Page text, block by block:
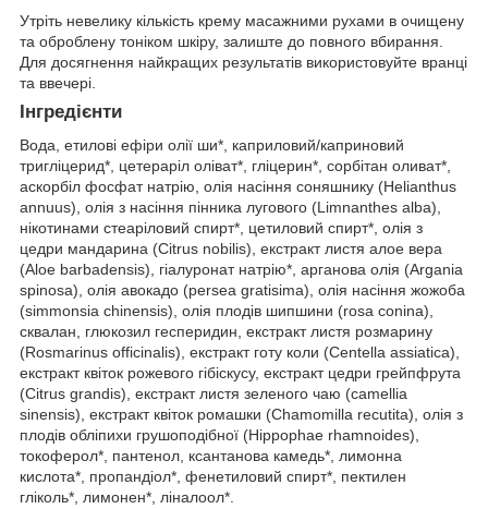
Утріть невелику кількість крему масажними рухами в очищену
та оброблену тоніком шкіру, залиште до повного вбирання.
Для досягнення найкращих результатів використовуйте вранці
та ввечері.
Інгредієнти
Вода, етилові ефіри олії ши*, каприловий/каприновий
тригліцерид*, цетераріл оліват*, гліцерин*, сорбітан оливат*,
аскорбіл фосфат натрію, олія насіння соняшнику (Helianthus
annuus), олія з насіння пінника лугового (Limnanthes alba),
нікотинами стеаріловий спирт*, цетиловий спирт*, олія з
цедри мандарина (Citrus nobilis), екстракт листя алое вера
(Aloe barbadensis), гіалуронат натрію*, арганова олія (Argania
spinosa), олія авокадо (persea gratisima), олія насіння жожоба
(simmonsia chinensis), олія плодів шипшини (rosa conina),
сквалан, глюкозил гесперидин, екстракт листя розмарину
(Rosmarinus officinalis), екстракт готу коли (Centella assiatica),
екстракт квіток рожевого гібіскусу, екстракт цедри грейпфрута
(Citrus grandis), екстракт листя зеленого чаю (camellia
sinensis), екстракт квіток ромашки (Chamomilla recutita), олія з
плодів обліпихи грушоподібної (Hippophae rhamnoides),
токоферол*, пантенол, ксантанова камедь*, лимонна
кислота*, пропандіол*, фенетиловий спирт*, пектилен
гліколь*, лимонен*, ліналоол*.